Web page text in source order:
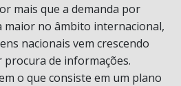
mais que a demanda por
maior no âmbito internacional,
nacionais vem crescendo
procura de informações.
o que consiste em um plano